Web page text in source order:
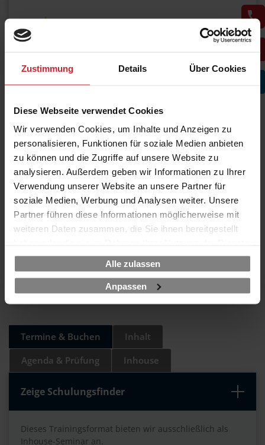
Zustimmung Details Über Cookies
Diese Webseite verwendet Cookies
Wir verwenden Cookies, um Inhalte und Anzeigen zu
personalisieren, Funktionen für soziale Medien anbieten
zu können und die Zugriffe auf unsere Website zu
analysieren. Außerdem geben wir Informationen zu Ihrer
Verwendung unserer Website an unsere Partner für
soziale Medien, Werbung und Analysen weiter. Unsere
Partner führen diese Informationen möglicherweise mit
weiteren Daten zusammen, die Sie ihnen bereitgestellt
gesammelt haben.
Alle zulassen
Anpassen
4,8 von 5
4,7 von 5
Vermittlung des Stoffs
Zufriedenheit gesamt
SCHULUNGSPREIS
670 EUR
zzgl. MwSt.
Termine & Buchen
Inhalt
Agenda & Prüfung
Inhouse
Zeige Schulungsfinder
Dieses Trainingsformat bieten wir ausschließlich als
Inhouse-Seminar an.